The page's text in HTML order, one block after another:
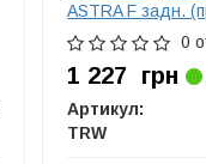
ASTRA F задн.
0
1 227 грн
Артикул:
TRW